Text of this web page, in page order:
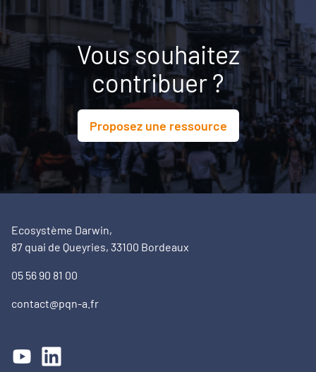
Vous souhaitez
contribuer ?
Proposez une ressource
Ecosystème Darwin,
87 quai de Queyries, 33100 Bordeaux
05 56 90 81 00
contact@pqn-a.fr